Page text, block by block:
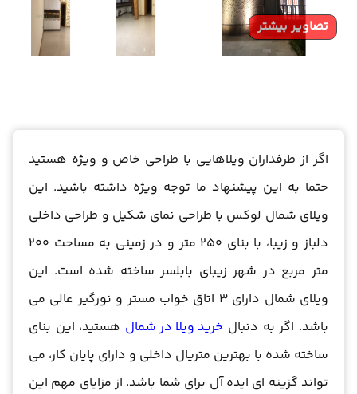
تصاویر بیشتر
اگر از طرفداران ویلاهایی با طراحی خاص و ویژه هستید
حتما به این پیشنهاد ما توجه ویژه داشته باشید. این
ویلای شمال لوکس با طراحی نمای شکیل و طراحی داخلی
دلباز و زیبا، با بنای 250 متر و در زمینی به مساحت 200
متر مربع در شهر زیبای بابلسر ساخته شده است. این
ویلای شمال دارای 3 اتاق خواب مستر و نورگیر عالی می
باشد. اگر به دنبال خرید ویلا در شمال هستید، این بنای
ساخته شده با بهترین متریال داخلی و دارای پایان کار، می
تواند گزینه ای ایده آل برای شما باشد. از مزایای مهم این